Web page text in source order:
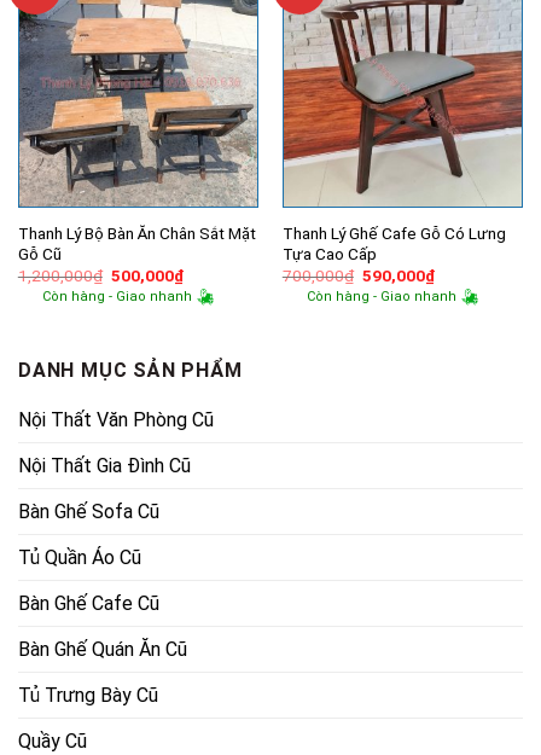
Thanh Lý Bộ Bàn Ăn Chân Sắt Mặt
Gỗ Cũ
1,200,000₫ Giá
gốc
là:
500,000₫Giá
hiện
tại
Còn hàng - Giao nhanh
Thanh Lý Ghế Cafe Gỗ Có Lưng
Tựa Cao Cấp
700,000₫ Giá
gốc
là:
590,000₫Giá
hiện
tại
Còn hàng - Giao nhanh
DANH MỤC SẢN PHẨM
Nội Thất Văn Phòng Cũ
Nội Thất Gia Đình Cũ
Bàn Ghế Sofa Cũ
Tủ Quần Áo Cũ
Bàn Ghế Cafe Cũ
Bàn Ghế Quán Ăn Cũ
Tủ Trưng Bày Cũ
Quầy Cũ